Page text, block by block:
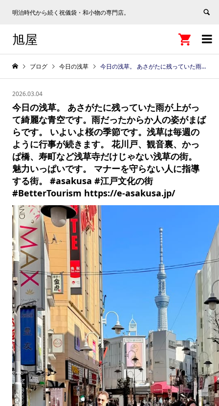
明治時代から続く祝儀袋・和小物の専門店。

旭屋 
ブログ 今日の浅草 今日の浅草。 あさがたに残っていた雨が上がって綺麗な青空です。雨だったからか人の姿がまばらです。 いよいよ桜の季節です。浅草は毎週のように行事が続きます。 花川戸、観音裏、かっぱ橋、寿町など浅草寺だけじゃない浅草の街。 魅力いっぱいです。 マナーを守らない人に指導する街。 #asakusa #江戸文化の街 #BetterTourism https://e-asakusa.jp/
2026.03.04
今日の浅草。 あさがたに残っていた雨が上がっ
て綺麗な青空です。雨だったからか人の姿がまば
らです。 いよいよ桜の季節です。浅草は毎週の
ように行事が続きます。 花川戸、観音裏、かっ
ぱ橋、寿町など浅草寺だけじゃない浅草の街。
魅力いっぱいです。 マナーを守らない人に指導
する街。 #asakusa #江戸文化の街
#BetterTourism https://e-asakusa.jp/